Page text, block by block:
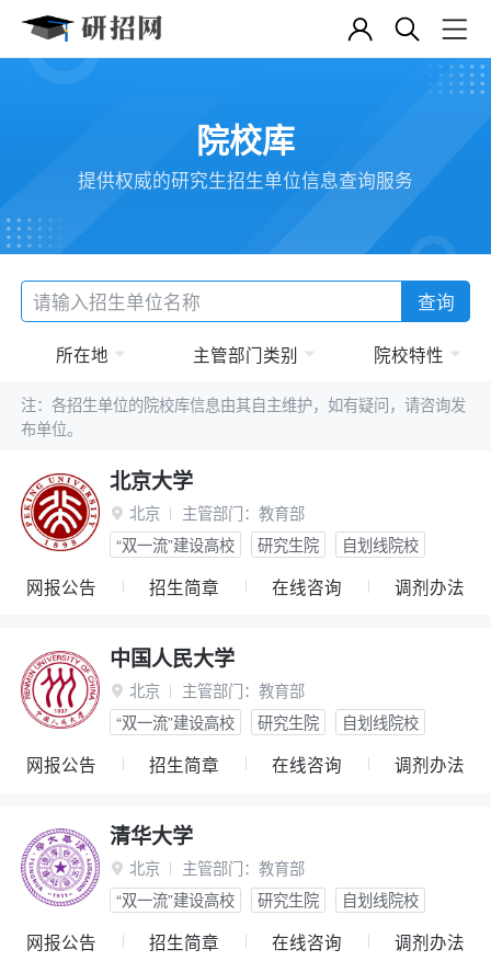
院校库
提供权威的研究生招生单位信息查询服务
查询
所在地 主管部门类别 院校特性
注：各招生单位的院校库信息由其自主维护，如有疑问，请咨询发
布单位。
北京大学
 北京 主管部门： 教育部
“双一流”建设高校
研究生院 自划线院校
网报公告 招生简章 在线咨询 调剂办法
中国人民大学
 北京 主管部门： 教育部
“双一流”建设高校
研究生院 自划线院校
网报公告 招生简章 在线咨询 调剂办法
清华大学
 北京 主管部门： 教育部
“双一流”建设高校
研究生院 自划线院校
网报公告 招生简章 在线咨询 调剂办法